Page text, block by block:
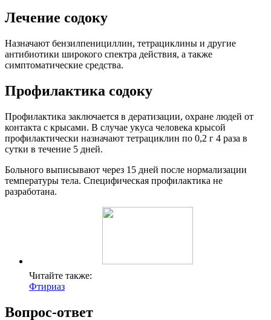
Лечение содоку
Назначают бензилпенициллин, тетрациклины и другие
антибиотики широкого спектра действия, а также
симптоматические средства.
Профилактика содоку
Профилактика заключается в дератизации, охране людей от
контакта с крысами. В случае укуса человека крысой
профилактически назначают тетрациклин по 0,2 г 4 раза в
сутки в течение 5 дней.
Больного выписывают через 15 дней после нормализации
температуры тела. Специфическая профилактика не
разработана.
Читайте также:
Фтириаз
Вопрос-ответ